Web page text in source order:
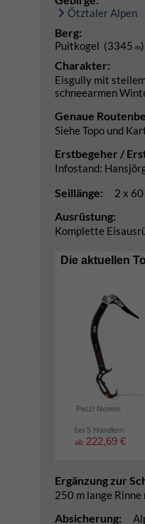
Ötztaler Alpen
Berg:
Puitkogel (3345 m)
Charakter:
Eisgully mit
schneearmen
Genaue
Siehe Topo und
Erstbegeher /
Infostand:
Seillänge: 2 x
Ausrüstung:
Komplette
Die aktuellen
Petzl Nomic
bei 5 Händlern
ab 222,69 €
Ergänzung zur
250 m lange
Absicherung: